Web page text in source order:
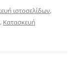
ιστοσελίδων,
, Κατασκευή